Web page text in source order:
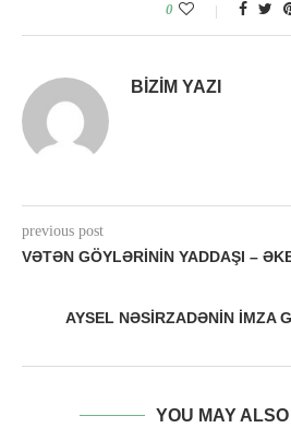
0
BIZIM YAZI
previous post
VƏTƏN GÖYLƏRININ YADDAŞI –
AYSEL NƏSIRZADƏNIN IMZA
YOU MAY